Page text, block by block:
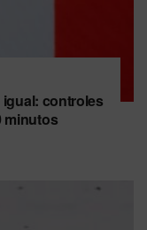
igual: controles
minutos